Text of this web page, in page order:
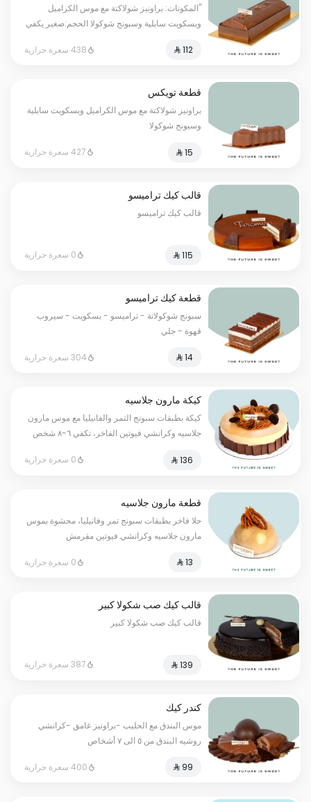
"المكونات: براونيز شولاكتة مع موس الكراميل
وبسكويت سابلية وسبونج شوكولا الحجم:صغير يكفي
⁨⁦‪‬ 112⁩
438 سعرة حرارية
قطعة تويكس
براونيز شولاكتة مع موس الكراميل وبسكويت سابلية
وسبونج شوكولا
427 سعرة حرارية
قالب كيك تراميسو
قالب كيك تراميسو
0 سعرة حرارية
قطعة كيك تراميسو
سبونج شوكولاتة - تراميسو - بسكويت - سيروب
قهوة - جلي
⁨⁦‪‬ 14⁩ 304 سعرة حرارية
كيكة مارون جلاسيه
كيكة بطبقات سبونج التمر والفانيليا مع موس مارون
جلاسيه وكرانشي فيوتين الفاخر، تكفي ٦-٨ شخص
0 سعرة حرارية
قطعة مارون جلاسيه
حلا فاخر بطبقات سبونج تمر وفانيليا، محشوة بموس
مارون جلاسيه وكرانشي فيوتين مقرمش
0 سعرة حرارية
قالب كيك صب شكولا كبير
قالب كيك صب شكولا كبير
387 سعرة حرارية
كندر كيك
موس البندق مع الحليب -براونيز غامق -كرانشي
روشيه البندق من ٥ الى ٧ أشخاص
400 سعرة حرارية